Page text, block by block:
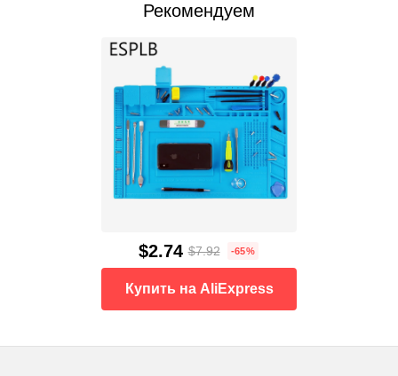
Рекомендуем
$2.74 $7.92 -65%
Купить на AliExpress